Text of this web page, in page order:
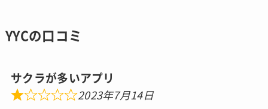
YYCの口コミ
サクラが多いアプリ
2023年7月14日